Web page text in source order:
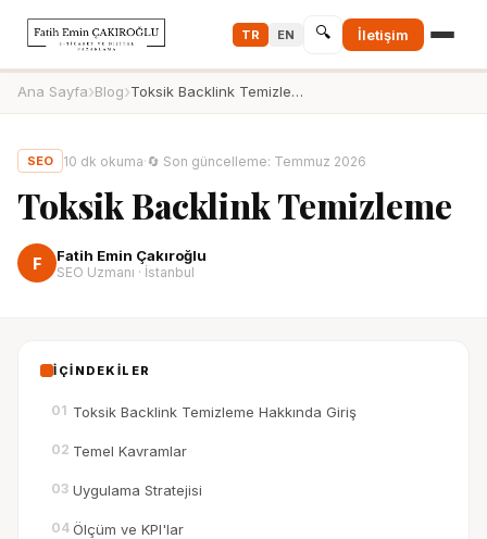
TR EN 🔍 İletişim
Ana Sayfa›Blog› Toksik Backlink Temizleme
SEO 10 dk okuma·🔄 Son güncelleme: Temmuz 2026
Toksik Backlink Temizleme
F Fatih Emin Çakıroğlu
SEO Uzmanı · İstanbul
İÇİNDEKİLER
01 Toksik Backlink Temizleme Hakkında Giriş
02 Temel Kavramlar
03 Uygulama Stratejisi
04 Ölçüm ve KPI'lar